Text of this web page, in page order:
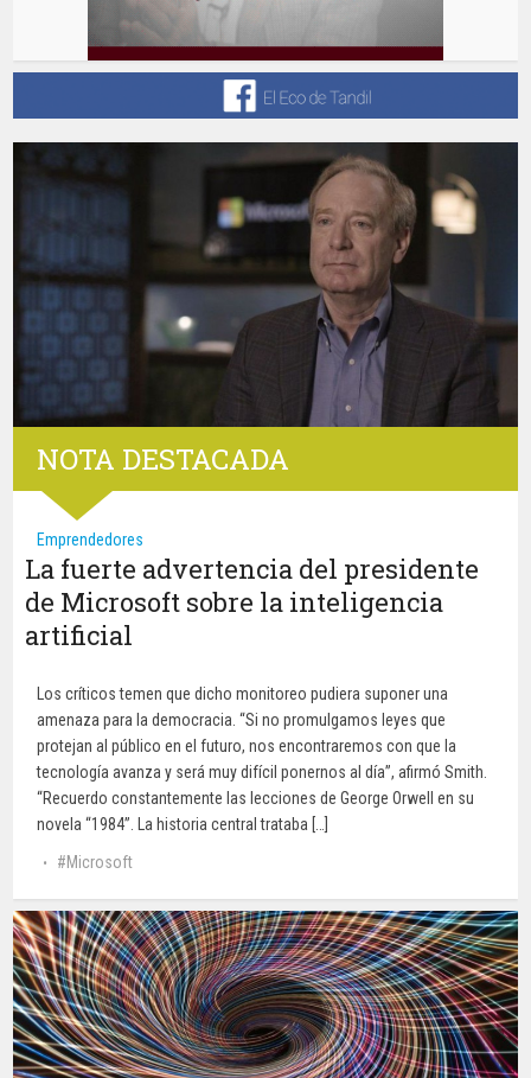
NOTA DESTACADA
Emprendedores
La fuerte advertencia del presidente
de Microsoft sobre la inteligencia
artificial
Los críticos temen que dicho monitoreo pudiera suponer una
amenaza para la democracia. “Si no promulgamos leyes que
protejan al público en el futuro, nos encontraremos con que la
tecnología avanza y será muy difícil ponernos al día”, afirmó Smith.
“Recuerdo constantemente las lecciones de George Orwell en su
novela “1984”. La historia central trataba […]
Microsoft